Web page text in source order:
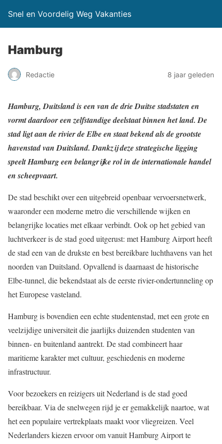
Snel en Voordelig Weg Vakanties
Hamburg
Redactie 8 jaar geleden
Hamburg, Duitsland is een van de drie Duitse stadstaten en
vormt daardoor een zelfstandige deelstaat binnen het land. De
stad ligt aan de rivier de Elbe en staat bekend als de grootste
havenstad van Duitsland. Dankzij deze strategische ligging
speelt Hamburg een belangrijke rol in de internationale handel
en scheepvaart.
De stad beschikt over een uitgebreid openbaar vervoersnetwerk,
waaronder een moderne metro die verschillende wijken en
belangrijke locaties met elkaar verbindt. Ook op het gebied van
luchtverkeer is de stad goed uitgerust: met Hamburg Airport heeft
de stad een van de drukste en best bereikbare luchthavens van het
noorden van Duitsland. Opvallend is daarnaast de historische
Elbe-tunnel, die bekendstaat als de eerste rivier-ondertunneling op
het Europese vasteland.
Hamburg is bovendien een echte studentenstad, met een grote en
veelzijdige universiteit die jaarlijks duizenden studenten van
binnen- en buitenland aantrekt. De stad combineert haar
maritieme karakter met cultuur, geschiedenis en moderne
infrastructuur.
Voor bezoekers en reizigers uit Nederland is de stad goed
bereikbaar. Via de snelwegen rijd je er gemakkelijk naartoe, wat
het een populaire vertrekplaats maakt voor vliegreizen. Veel
Nederlanders kiezen ervoor om vanuit Hamburg Airport te